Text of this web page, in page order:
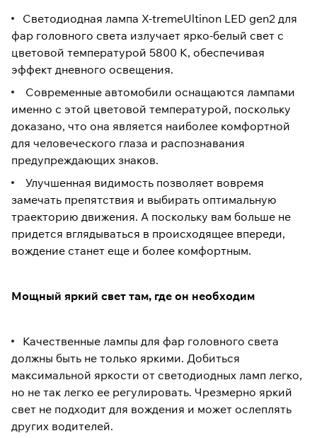
Светодиодная лампа X-tremeUltinon LED gen2 для
фар головного света излучает ярко-белый свет с
цветовой температурой 5800 К, обеспечивая
эффект дневного освещения.
Современные автомобили оснащаются лампами
именно с этой цветовой температурой, поскольку
доказано, что она является наиболее комфортной
для человеческого глаза и распознавания
предупреждающих знаков.
Улучшенная видимость позволяет вовремя
замечать препятствия и выбирать оптимальную
траекторию движения. А поскольку вам больше не
придется вглядываться в происходящее впереди,
вождение станет еще и более комфортным.
Мощный яркий свет там, где он необходим
Качественные лампы для фар головного света
должны быть не только яркими. Добиться
максимальной яркости от светодиодных ламп легко,
но не так легко ее регулировать. Чрезмерно яркий
свет не подходит для вождения и может ослеплять
других водителей.